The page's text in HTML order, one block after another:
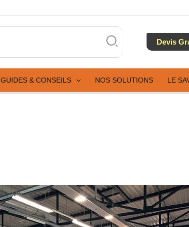
Devis
GUIDES & CONSEILS NOS SOLUTIONS LE